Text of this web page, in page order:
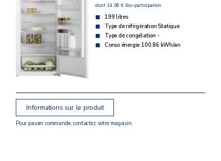
dont 14,68 € Eco-participation
199 litres
Type de réfrigération Statique
Type de congélation -
Conso énergie 100.86 kWh/an
Informations sur le produit
Pour passer commande, contactez votre magasin.